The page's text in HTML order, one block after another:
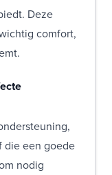
Deze
comfort,
die een goede
nodig